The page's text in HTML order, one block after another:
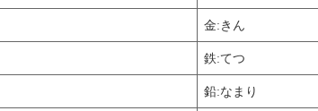
金:きん
鉄:てつ
鉛:なまり